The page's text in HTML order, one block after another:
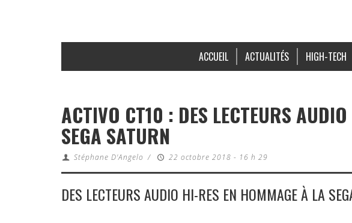
ACCUEIL ACTUALITÉS HIGH-TECH
ACTIVO CT10 : DES LECTEURS
SEGA SATURN
Stéphane D'Angelo / 22 octobre 2018 - 16 h 29
DES LECTEURS AUDIO HI-RES EN HOMMAGE À LA